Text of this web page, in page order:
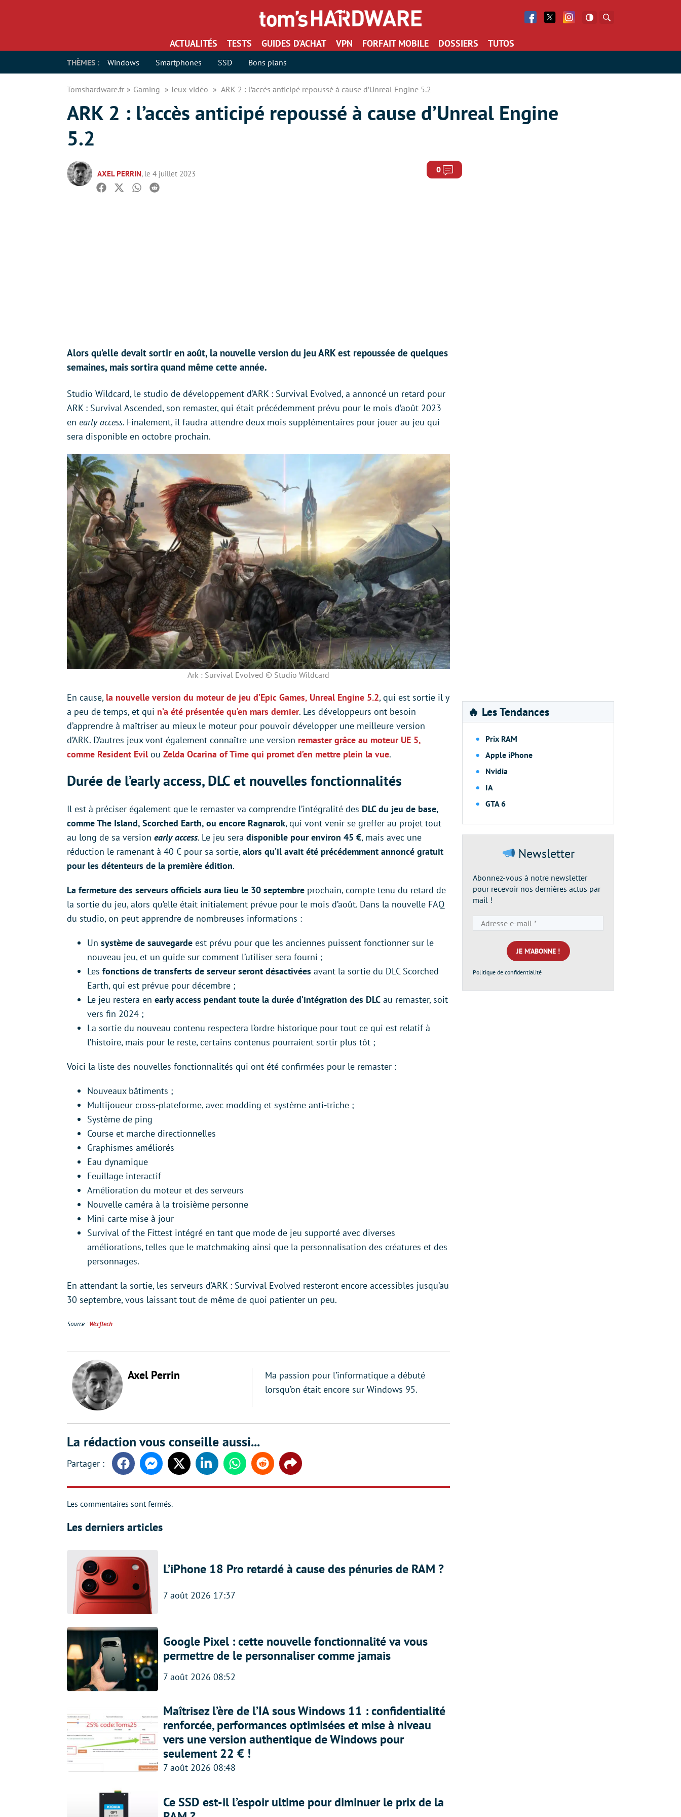
Facebook
Twitter Facebook
ACTUALITÉS TESTS GUIDES D’ACHAT VPN FORFAIT MOBILE DOSSIERS TUTOS
THÈMES : Windows Smartphones SSD Bons plans
Tomshardware.fr Gaming Jeux-vidéo ARK 2 : l’accès anticipé repoussé à cause d’Unreal Engine 5.2
ARK 2 : l’accès anticipé repoussé à cause d’Unreal Engine
5.2
AXEL PERRIN, le 4 juillet 2023 0 Commentaires
Facebook
TwitterWhatsapp
Reddit
Alors qu’elle devait sortir en août, la nouvelle version du jeu ARK est repoussée de quelques
semaines, mais sortira quand même cette année.
Studio Wildcard, le studio de développement d’ARK : Survival Evolved, a annoncé un retard pour
ARK : Survival Ascended, son remaster, qui était précédemment prévu pour le mois d’août 2023
en early access. Finalement, il faudra attendre deux mois supplémentaires pour jouer au jeu qui
sera disponible en octobre prochain.
Ark : Survival Evolved © Studio Wildcard
En cause, la nouvelle version du moteur de jeu d’Epic Games, Unreal Engine 5.2, qui est sortie il y
a peu de temps, et qui n’a été présentée qu’en mars dernier. Les développeurs ont besoin
d’apprendre à maîtriser au mieux le moteur pour pouvoir développer une meilleure version
d’ARK. D’autres jeux vont également connaître une version remaster grâce au moteur UE 5,
comme Resident Evilou Zelda Ocarina of Time qui promet d’en mettre plein la vue.
Durée de l’early access, DLC et nouvelles fonctionnalités
Il est à préciser également que le remaster va comprendre l’intégralité des DLC du jeu de base,
comme The Island, Scorched Earth, ou encore Ragnarok, qui vont venir se greffer au projet tout
au long de sa version early access. Le jeu sera disponible pour environ 45 €, mais avec une
réduction le ramenant à 40 € pour sa sortie,alors qu’il avait été précédemment annoncé gratuit
pour les détenteurs de la première édition.
La fermeture des serveurs officiels aura lieu le 30 septembre prochain, compte tenu du retard de
la sortie du jeu, alors qu’elle était initialement prévue pour le mois d’août. Dans la nouvelle FAQ
du studio, on peut apprendre de nombreuses informations :
Un système de sauvegarde est prévu pour que les anciennes puissent fonctionner sur le
nouveau jeu, et un guide sur comment l’utiliser sera fourni ;
Les fonctions de transferts de serveur seront désactivées avant la sortie du DLC Scorched
Earth, qui est prévue pour décembre ;
Le jeu restera en early access pendant toute la durée d’intégration des DLC au remaster, soit
vers fin 2024 ;
La sortie du nouveau contenu respectera l’ordre historique pour tout ce qui est relatif à
l’histoire, mais pour le reste, certains contenus pourraient sortir plus tôt ;
Voici la liste des nouvelles fonctionnalités qui ont été confirmées pour le remaster :
Nouveaux bâtiments ;
Multijoueur cross-plateforme, avec modding et système anti-triche ;
Système de ping
Course et marche directionnelles
Graphismes améliorés
Eau dynamique
Feuillage interactif
Amélioration du moteur et des serveurs
Nouvelle caméra à la troisième personne
Mini-carte mise à jour
Survival of the Fittest intégré en tant que mode de jeu supporté avec diverses
améliorations, telles que le matchmaking ainsi que la personnalisation des créatures et des
personnages.
En attendant la sortie, les serveurs d’ARK : Survival Evolved resteront encore accessibles jusqu’au
30 septembre, vous laissant tout de même de quoi patienter un peu.
Source :Wccftech
Axel Perrin
Ma passion pour l’informatique a débuté
lorsqu’on était encore sur Windows 95.
La rédaction vous conseille aussi...
FacebookMessengerTwitter LinkedinWhatsappReddit Share
Les commentaires sont fermés.
Les derniers articles
L’iPhone 18 Pro retardé à cause des pénuries de RAM ?
7 août 2026 17:37
Google Pixel : cette nouvelle fonctionnalité va vous
permettre de le personnaliser comme jamais
7 août 2026 08:52
Maîtrisez l’ère de l’IA sous Windows 11 : confidentialité
renforcée, performances optimisées et mise à niveau
vers une version authentique de Windows pour
seulement 22 € !
7 août 2026 08:48
Ce SSD est-il l’espoir ultime pour diminuer le prix de la
🔥 Les Tendances
Prix RAM
Apple iPhone
Nvidia
IA
GTA 6
Newsletter
Abonnez-vous à notre newsletter
pour recevoir nos dernières actus par
mail !
e-
mail
*
Politique de confidentialité